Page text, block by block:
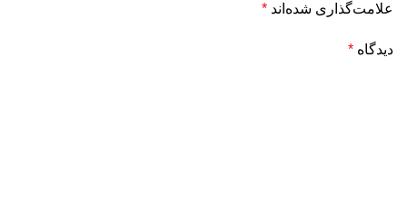
علامت‌گذاری شده‌اند *
دیدگاه *